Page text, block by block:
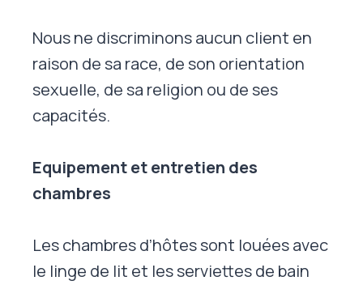
Nous ne discriminons aucun client en
raison de sa race, de son orientation
sexuelle, de sa religion ou de ses
capacités.
Equipement et entretien des
chambres
Les chambres d’hôtes sont louées avec
le linge de lit et les serviettes de bain